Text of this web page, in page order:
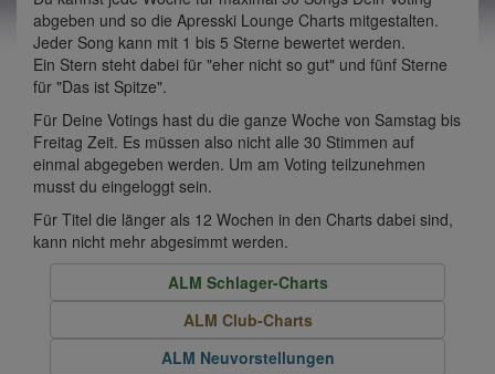
abgeben und so die Apresski Lounge Charts mitgestalten.
Jeder Song kann mit 1 bis 5 Sterne bewertet werden.
Ein Stern steht dabei für "eher nicht so gut" und fünf Sterne
für "Das ist Spitze".
Für Deine Votings hast du die ganze Woche von Samstag bis
Freitag Zeit. Es müssen also nicht alle 30 Stimmen auf
einmal abgegeben werden. Um am Voting teilzunehmen
musst du eingeloggt sein.
Für Titel die länger als 12 Wochen in den Charts dabei sind,
kann nicht mehr abgesimmt werden.
ALM Schlager-Charts
ALM Club-Charts
ALM Neuvorstellungen